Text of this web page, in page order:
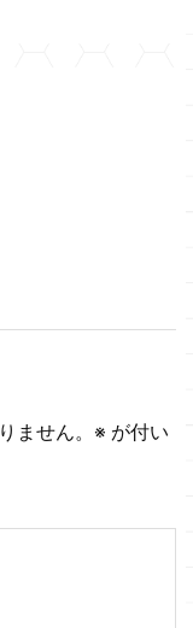
ません。 ※ が付い